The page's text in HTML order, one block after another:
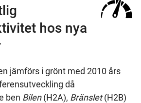
hos nya
jämförs i grönt med 2010 års
då
ben Bilen(H2A), Bränslet(H2B)